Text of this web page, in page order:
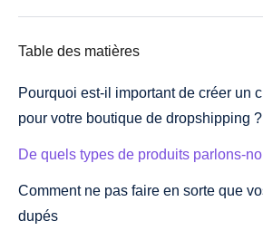
Table des matières
Pourquoi est-il important de créer un
pour votre boutique de dropshipping ?
De quels types de produits parlons-
Comment ne pas faire en sorte que
dupés